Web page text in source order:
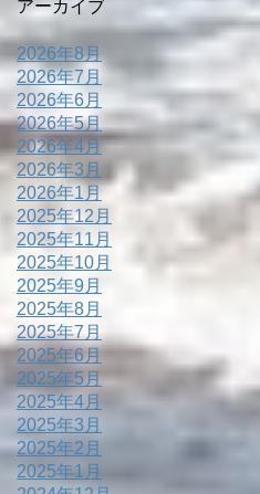
アーカイブ
2026年8月
2026年7月
2026年6月
2026年5月
2026年4月
2026年3月
2026年1月
2025年12月
2025年11月
2025年10月
2025年9月
2025年8月
2025年7月
2025年6月
2025年5月
2025年4月
2025年3月
2025年2月
2025年1月